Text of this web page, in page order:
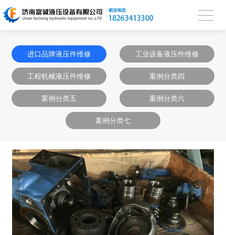
进口品牌液压件维修 工业设备液压件维修
工程机械液压件维修 案例分类四
案例分类五 案例分类六
案例分类七